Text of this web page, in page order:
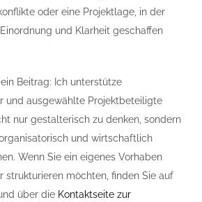
oder eine Projektlage, in der
und Klarheit geschaffen
Beitrag: Ich unterstütze
und ausgewählte Projektbeteiligte
nur gestalterisch zu denken, sondern
und wirtschaftlich
Wenn Sie ein eigenes Vorhaben
strukturieren möchten, finden Sie auf
über die Kontaktseite zur